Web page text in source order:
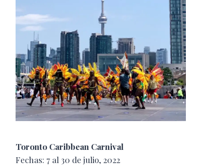
Toronto Caribbean Carnival
Fechas: 7 al 30 de julio, 2022